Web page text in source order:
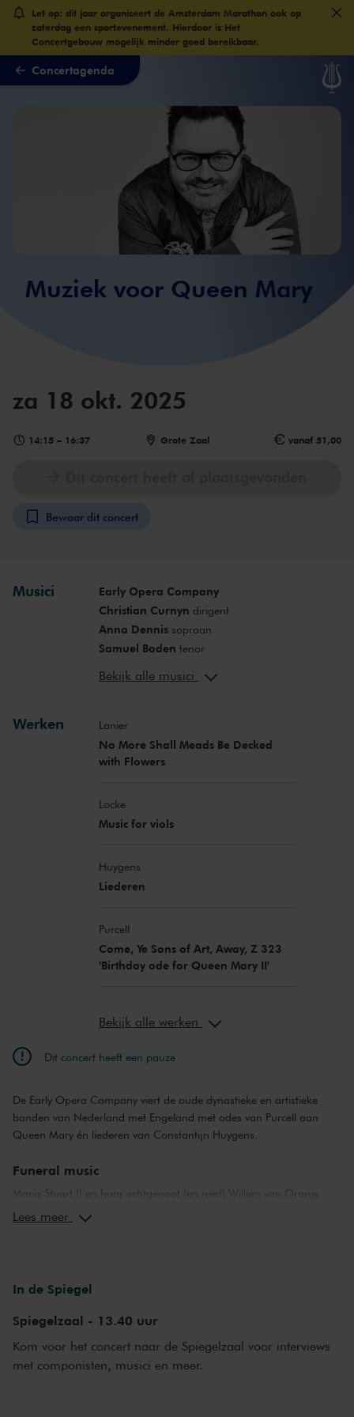
Naar hoofdcontent
Concertagenda
Let op: dit jaar organiseert de Amsterdam Marathon ook op
zaterdag een sportevenement. Hierdoor is Het
Concertgebouw mogelijk minder goed bereikbaar.
Muziek voor Queen Mary
za 18 okt. 2025
14:15 – 16:37 Grote Zaal vanaf 51,00
Bewaar dit concert
Musici
Early Opera Company
Christian Curnyn dirigent
Anna Dennissopraan
Samuel Boden tenor
Nick Pritchard
Michael Mofidianbas-bariton
Bekijk alle musici
Werken Lanier
No More Shall Meads Be Decked
with Flowers
Locke
Music for viols
Huygens
Liederen
Purcell
Come, Ye Sons of Art, Away, Z 323
'Birthday ode for Queen Mary II'
Bekijk alle werken
Dit concert heeft een pauze
De Early Opera Company viert de oude dynastieke en artistieke
banden van Nederland met Engeland met odes van Purcell aan
Queen Mary én liederen van Constantijn Huygens.
Funeral music
Maria Stuart II en haar echtgenoot (en neef) Willem van Oranje
kwamen na de Glorious Revolution van 1688 samen op de Engelse
klonk, een half jaar later.
Huygens schrijft Mary
De Nederlandse connectie krijgt vorm in liederen van dichter,
diplomaat én componist Constantijn Huygens, van wie drie brieven
Lees meer
In de Spiegel
Spiegelzaal - 13.40 uur
Kom voor het concert naar de Spiegelzaal voor interviews
met componisten, musici en meer.